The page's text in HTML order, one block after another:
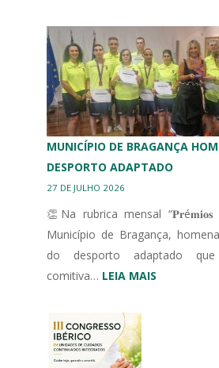
MUNICÍPIO DE BRAGANÇA
DESPORTO ADAPTADO
27 DE JULHO 2026
👏Na rubrica mensal “𝐏𝐫é𝐦𝐢𝐨𝐬
Município de Bragança,
do desporto adaptado
comitiva… LEIA MAIS: